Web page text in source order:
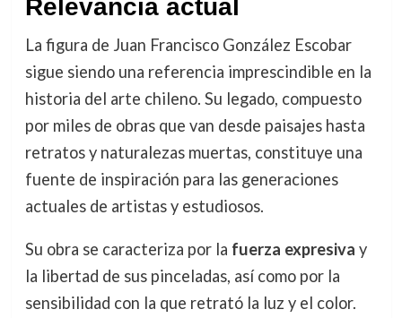
Relevancia actual
La figura de Juan Francisco González Escobar
sigue siendo una referencia imprescindible en la
historia del arte chileno. Su legado, compuesto
por miles de obras que van desde paisajes hasta
retratos y naturalezas muertas, constituye una
fuente de inspiración para las generaciones
actuales de artistas y estudiosos.
Su obra se caracteriza por la fuerza expresiva y
la libertad de sus pinceladas, así como por la
sensibilidad con la que retrató la luz y el color.